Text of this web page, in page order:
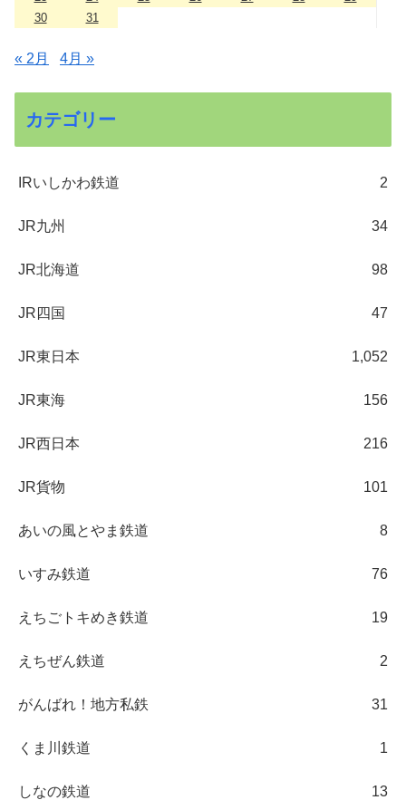
30
31
« 2月 4月 »
カテゴリー
IRいしかわ鉄道 2
JR九州 34
JR北海道 98
JR四国 47
JR東日本 1,052
JR東海 156
JR西日本 216
JR貨物 101
あいの風とやま鉄道 8
いすみ鉄道 76
えちごトキめき鉄道 19
えちぜん鉄道 2
がんばれ！地方私鉄 31
くま川鉄道 1
しなの鉄道 13